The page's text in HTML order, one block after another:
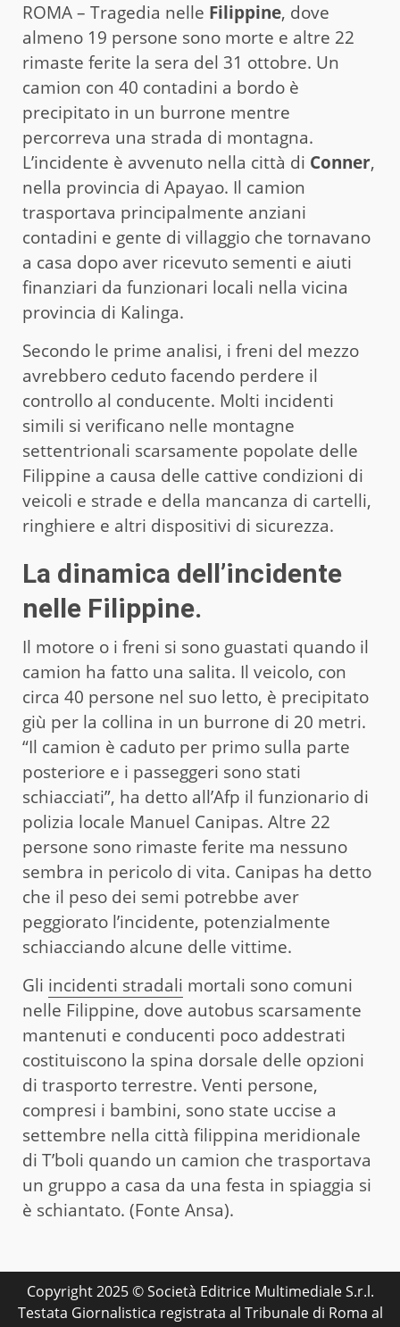
ROMA – Tragedia nelle Filippine, dove
almeno 19 persone sono morte e altre 22
rimaste ferite la sera del 31 ottobre. Un
camion con 40 contadini a bordo è
precipitato in un burrone mentre
percorreva una strada di montagna.
L’incidente è avvenuto nella città di Conner,
nella provincia di Apayao. Il camion
trasportava principalmente anziani
contadini e gente di villaggio che tornavano
a casa dopo aver ricevuto sementi e aiuti
finanziari da funzionari locali nella vicina
provincia di Kalinga.
Secondo le prime analisi, i freni del mezzo
avrebbero ceduto facendo perdere il
controllo al conducente. Molti incidenti
simili si verificano nelle montagne
settentrionali scarsamente popolate delle
Filippine a causa delle cattive condizioni di
veicoli e strade e della mancanza di cartelli,
ringhiere e altri dispositivi di sicurezza.
La dinamica dell’incidente
nelle Filippine.
Il motore o i freni si sono guastati quando il
camion ha fatto una salita. Il veicolo, con
circa 40 persone nel suo letto, è precipitato
giù per la collina in un burrone di 20 metri.
“Il camion è caduto per primo sulla parte
posteriore e i passeggeri sono stati
schiacciati”, ha detto all’Afp il funzionario di
polizia locale Manuel Canipas. Altre 22
persone sono rimaste ferite ma nessuno
sembra in pericolo di vita. Canipas ha detto
che il peso dei semi potrebbe aver
peggiorato l’incidente, potenzialmente
schiacciando alcune delle vittime.
Gli incidenti stradali mortali sono comuni
nelle Filippine, dove autobus scarsamente
mantenuti e conducenti poco addestrati
costituiscono la spina dorsale delle opzioni
di trasporto terrestre. Venti persone,
compresi i bambini, sono state uccise a
settembre nella città filippina meridionale
di T’boli quando un camion che trasportava
un gruppo a casa da una festa in spiaggia si
è schiantato. (Fonte Ansa).
Copyright 2025 © Società Editrice Multimediale S.r.l.
Testata Giornalistica registrata al Tribunale di Roma al